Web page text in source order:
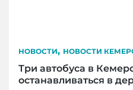
НОВОСТИ, НОВОСТИ
Три автобуса в
останавливаться в